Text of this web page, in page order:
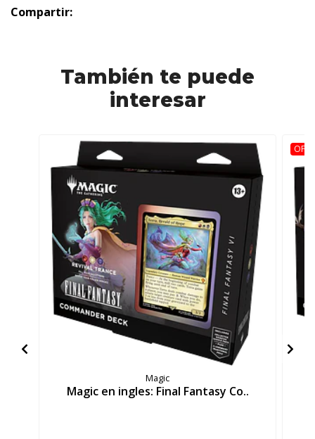
Compartir:
También te puede
interesar
Magic
Magic en ingles: Final Fantasy Co..